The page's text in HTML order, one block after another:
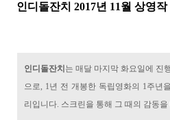
인디돌잔치 2017년 11월 상영작
인디돌잔치 는 매달 마지막 화요일에 진
으로, 1년 전 개봉한 독립영화의 1주년
리입니다. 스크린을 통해 그 때의 감동